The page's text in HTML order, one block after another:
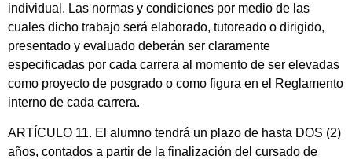
individual. Las normas y condiciones por medio de las
cuales dicho trabajo será elaborado, tutoreado o dirigido,
presentado y evaluado deberán ser claramente
especificadas por cada carrera al momento de ser elevadas
como proyecto de posgrado o como figura en el Reglamento
interno de cada carrera.
ARTÍCULO 11. El alumno tendrá un plazo de hasta DOS (2)
años, contados a partir de la finalización del cursado de